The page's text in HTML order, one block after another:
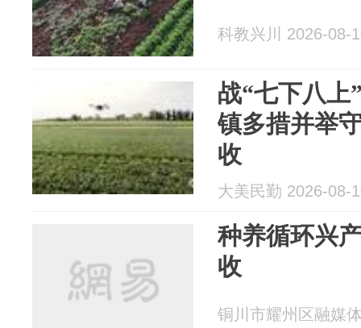
科教兴川 2026-08-
战“七下八上
镇多措并举
收
大美民勤 2026-08-
种养循环兴
收
铜川市耀州区融媒